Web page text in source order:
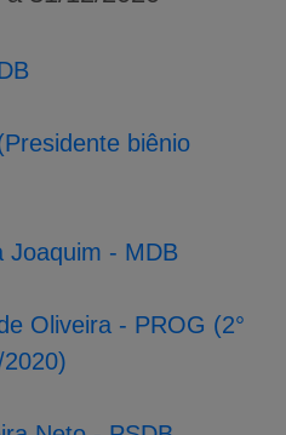
biênio
Joaquim - MDB
Oliveira - PROG (2°